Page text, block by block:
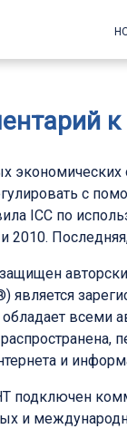
с
ICC по
является
всеми
и
подключен
и